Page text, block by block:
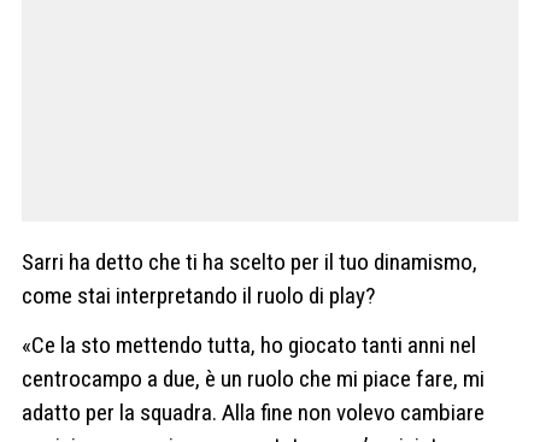
Sarri ha detto che ti ha scelto per il tuo dinamismo,
come stai interpretando il ruolo di play?
«Ce la sto mettendo tutta, ho giocato tanti anni nel
centrocampo a due, è un ruolo che mi piace fare, mi
adatto per la squadra. Alla fine non volevo cambiare